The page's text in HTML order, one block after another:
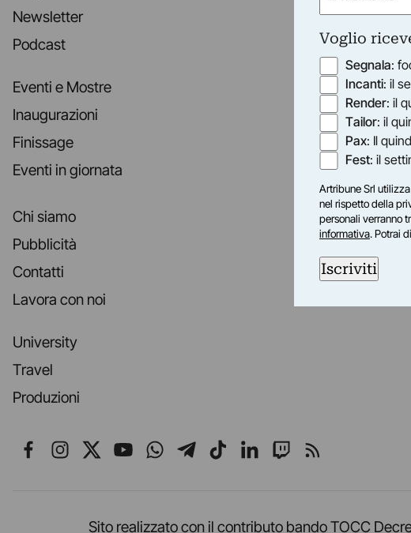
Newsletter
Podcast
Eventi e Mostre
Inaugurazioni
Finissage
Eventi in giornata
Chi siamo
Pubblicità
Contatti
Lavora con noi
University
Travel
Produzioni
Seguici su Facebook
Seguici su Instagram
Seguici su X
Seguici su YouTube
Seguici su WhatsApp
Seguici su Telegram
Seguici su TikTok
Seguici su LinkedIn
Seguici su
Seguici su
Sito realizzato con il contributo bando TOCC
Voglio
Segnala:
Incanti: il
Render: il
Tailor: il
Pax: Il
Fest: il
Artribune Srl
nel rispetto della
personali verranno
informativa. Potrai
Iscriviti